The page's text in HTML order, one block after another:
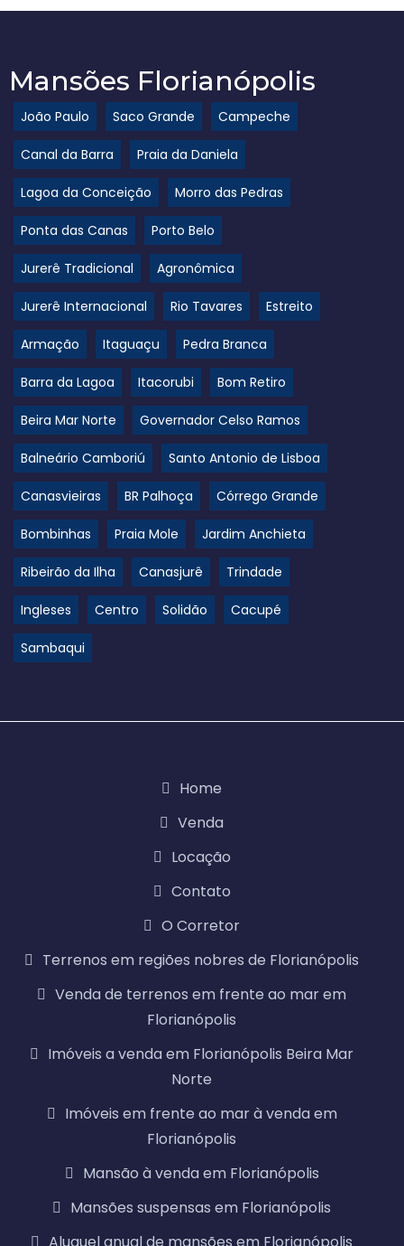
Mansões Florianópolis
João Paulo Saco Grande Campeche
Canal da Barra Praia da Daniela
Lagoa da Conceição Morro das Pedras
Ponta das Canas Porto Belo
Jurerê Tradicional Agronômica
Jurerê Internacional Rio Tavares Estreito
Armação Itaguaçu Pedra Branca
Barra da Lagoa Itacorubi Bom Retiro
Beira Mar Norte Governador Celso Ramos
Balneário Camboriú Santo Antonio de Lisboa
Canasvieiras BR Palhoça Córrego Grande
Bombinhas Praia Mole Jardim Anchieta
Ribeirão da Ilha Canasjurê Trindade
Ingleses Centro Solidão Cacupé
Sambaqui
Home
Venda
Locação
Contato
O Corretor
Terrenos em regiões nobres de Florianópolis
Venda de terrenos em frente ao mar em
Florianópolis
Imóveis a venda em Florianópolis Beira Mar
Norte
Imóveis em frente ao mar à venda em
Florianópolis
Mansão à venda em Florianópolis
Mansões suspensas em Florianópolis